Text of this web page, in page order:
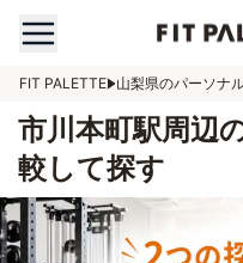
FIT PALETTE 山梨県のパーソナ
市川本町駅周辺
較して探す